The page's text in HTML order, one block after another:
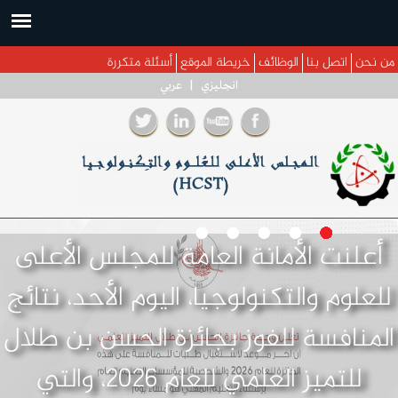
من نحن اتصل بنا الوظائف خريطة الموقع أسئلة متكررة
انجليزي عربي
أعلنت الأمانة العامة للمجلس الأعلى
للعلوم والتكنولوجيا، اليوم الأحد، نتائج
المنافسة للفوز بجائزة الحسن بن طلال
للتميز العلمي للعام 2026، والتي